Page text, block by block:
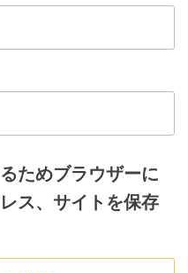
ためブラウザーに
ス、サイトを保存